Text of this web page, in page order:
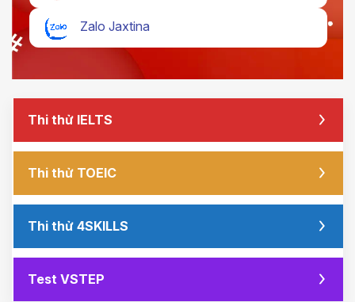
Zalo Jaxtina
Thi thử IELTS
Thi thử TOEIC
Thi thử 4SKILLS
Test VSTEP